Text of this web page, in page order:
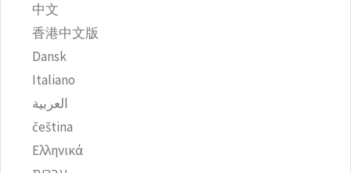
中文
香港中文版
Dansk
Italiano
العربية
čeština‎
Ελληνικά